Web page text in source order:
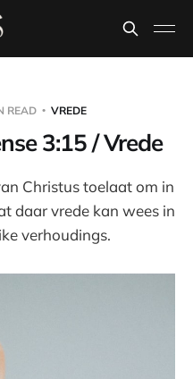
READ VREDE
3:15 / Vrede
Christus toelaat om in
daar vrede kan wees in
verhoudings.